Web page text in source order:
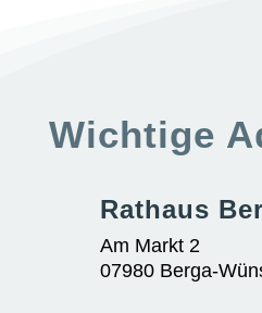
Wichtige
Rathaus
Am Markt 2
07980 Berga-